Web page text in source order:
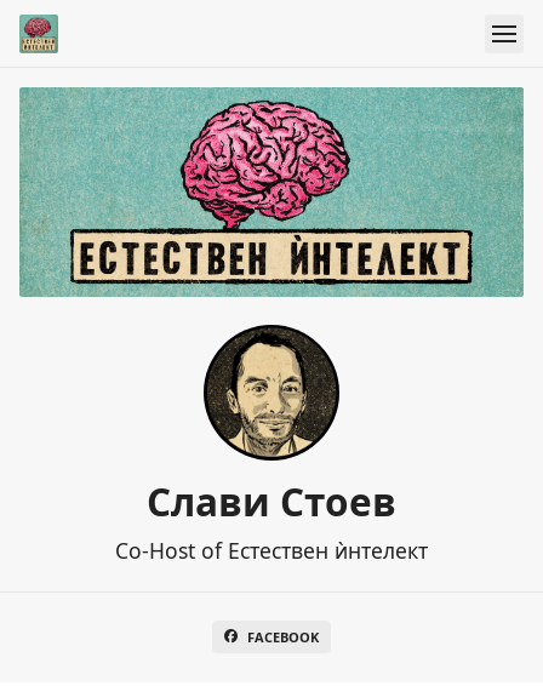
Слави Стоев
Co-Host of Естествен ѝнтелект
FACEBOOK